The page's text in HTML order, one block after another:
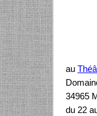
au
34965
du 22